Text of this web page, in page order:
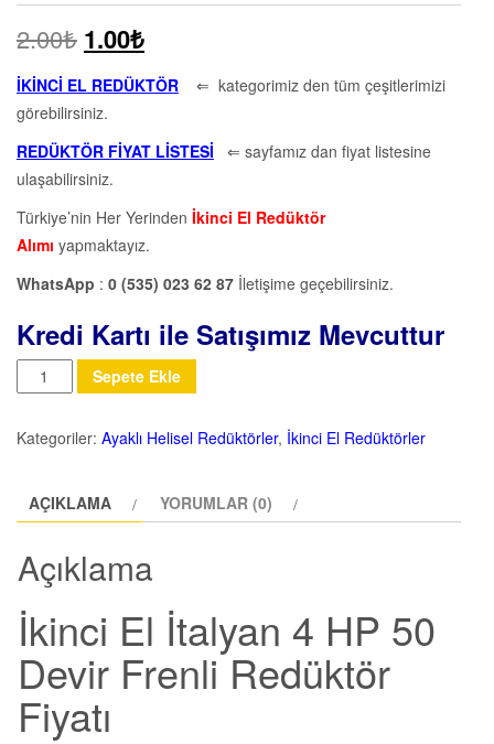
2.00₺ 1.00₺
İKİNCİ EL REDÜKTÖR ⇐ kategorimiz den tüm çeşitlerimizi
görebilirsiniz.
REDÜKTÖR FİYAT LİSTESİ ⇐ sayfamız dan fiyat listesine
ulaşabilirsiniz.
Türkiye’nin Her Yerinden İkinci El Redüktör
Alımı yapmaktayız.
WhatsApp : 0 (535) 023 62 87 İletişime geçebilirsiniz.
Kredi Kartı ile Satışımız Mevcuttur
Miktar Sepete Ekle
Kategoriler: Ayaklı Helisel Redüktörler, İkinci El Redüktörler
AÇIKLAMA YORUMLAR (0)
Açıklama
İkinci El İtalyan 4 HP 50
Devir Frenli Redüktör
Fiyatı